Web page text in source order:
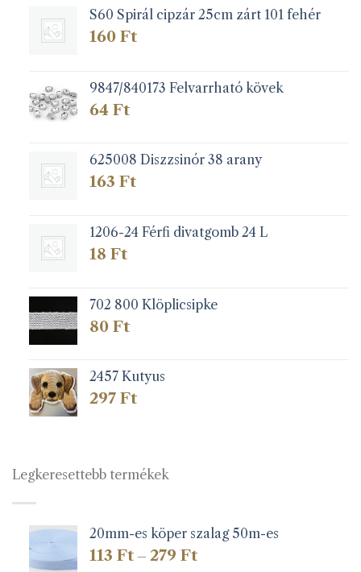
S60 Spirál cipzár 25cm zárt 101 fehér
160 Ft
9847/840173 Felvarrható kövek
64 Ft
625008 Diszzsinór 38 arany
163 Ft
1206-24 Férfi divatgomb 24 L
18 Ft
702 800 Klöplicsipke
80 Ft
2457 Kutyus
297 Ft
Legkeresettebb termékek
20mm-es köper szalag 50m-es
113 Ft – 279 FtÁrtartomány: